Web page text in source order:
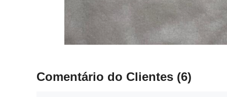
Comentário do Clientes (6)